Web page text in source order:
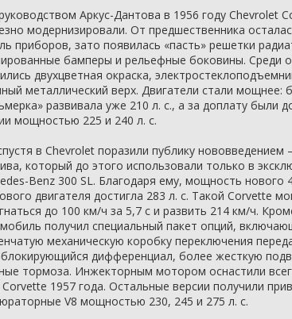
Аркус-Дантова в 1956 году Chevrolet
модернизировали. От предшественника
приборов, зато появилась «пасть» решетки
бамперы и рельефные боковины. Среди
двухцветная окраска,
металлический верх. Двигатели стали мощнее:
развивала уже 210 л. с., а за доплату были
мощностью 225 и 240 л. с.
в Chevrolet поразили публику нововведением
который до этого использовали только в
Benz 300 SL. Благодаря ему, мощность нового
двигателя достигла 283 л. с. Такой Corvette
до 100 км/ч за 5,7 с и развить 214 км/ч.
получил специальный пакет опций,
механическую коробку переключения
дифференциал, более жесткую
тормоза. Инжекторным мотором оснастили
1957 года. Остальные версии получили
V8 мощностью 230, 245 и 275 л. с.